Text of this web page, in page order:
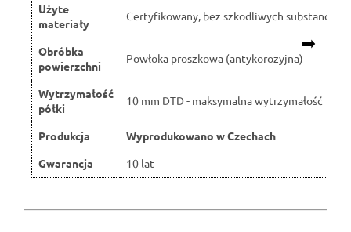
➡️
Użyte
materiały
Certyfikowany, bez szkodliwych substancji
Obróbka
powierzchni
Powłoka proszkowa (antykorozyjna)
Wytrzymałość
półki
10 mm DTD - maksymalna wytrzymałość
Produkcja
Wyprodukowano w Czechach
Gwarancja
10 lat